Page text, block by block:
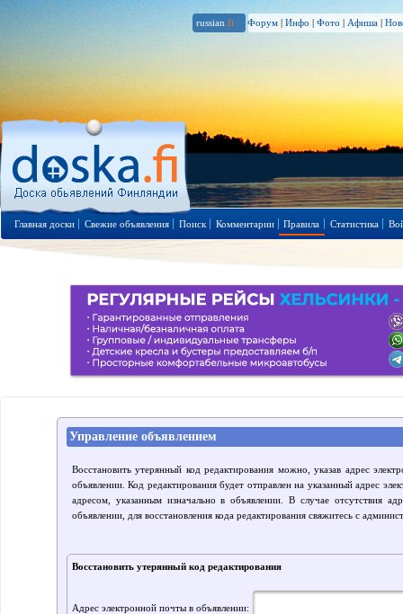
russian .fi Форум | Инфо | Фото | Афиша |
Главная доски Свежие объявления Поиск Комментарии Правила Статистика
Управление объявлением
Восстановить утерянный код редактирования можно, указав адрес
объявлении. Код редактирования будет отправлен на указанный адрес
адресом, указанным изначально в объявлении. В случае отсутствия
объявлении, для восстановления кода редактирования свяжитесь с
Восстановить утерянный код редактирования
Адрес электронной почты в объявлении: